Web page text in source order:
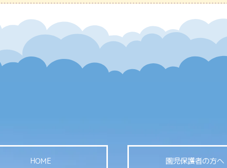
HOME 園児保護者の方へ